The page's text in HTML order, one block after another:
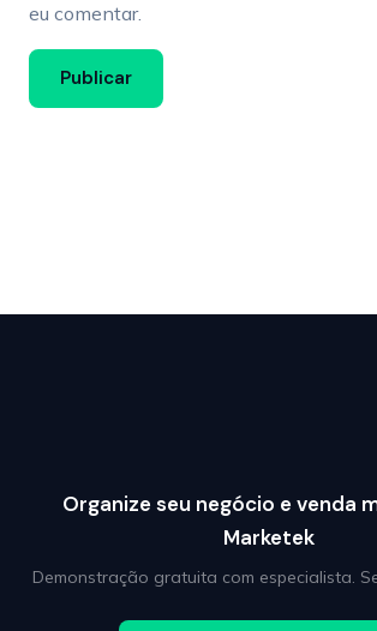
eu comentar.
Organize seu negócio e venda
Marketek
Demonstração gratuita com especialista.